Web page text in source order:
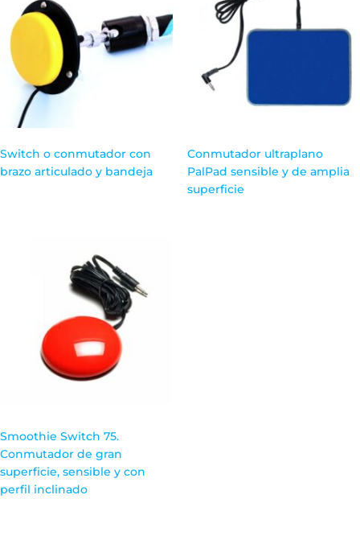
Switch o conmutador con
brazo articulado y bandeja
Conmutador ultraplano
PalPad sensible y de amplia
superficie
Smoothie Switch 75.
Conmutador de gran
superficie, sensible y con
perfil inclinado